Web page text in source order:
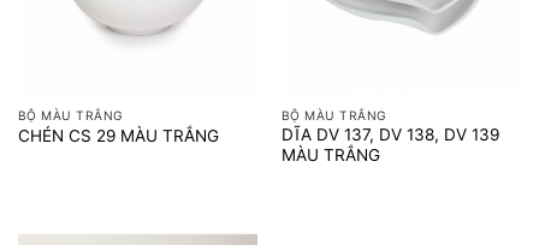
BỘ MÀU TRẮNG
CHÉN CS 29 MÀU TRẮNG
BỘ MÀU TRẮNG
DĨA DV 137, DV 138, DV 139
MÀU TRẮNG